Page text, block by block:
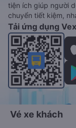
tiện ích giúp người
chuyển tiết kiệm,
Tải ứng dụng
Vé xe khách